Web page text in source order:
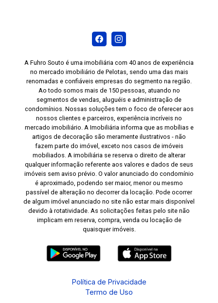
A Fuhro Souto é uma imobiliária com 40 anos de experiência
no mercado imobiliário de Pelotas, sendo uma das mais
renomadas e confiáveis empresas do segmento na região.
Ao todo somos mais de 150 pessoas, atuando no
segmentos de vendas, aluguéis e administração de
condomínios. Nossas soluções tem o foco de oferecer aos
nossos clientes e parceiros, experiência incríveis no
mercado imobiliário. A Imobiliária informa que as mobílias e
artigos de decoração são meramente ilustrativos - não
fazem parte do imóvel, exceto nos casos de imóveis
mobiliados. A imobiliária se reserva o direito de alterar
qualquer informação referente aos valores e dados de seus
imóveis sem aviso prévio. O valor anunciado do condomínio
é aproximado, podendo ser maior, menor ou mesmo
passível de alteração no decorrer da locação. Pode ocorrer
de algum imóvel anunciado no site não estar mais disponível
devido à rotatividade. As solicitações feitas pelo site não
implicam em reserva, compra, venda ou locação de
quaisquer imóveis.
Política de Privacidade
Termo de Uso